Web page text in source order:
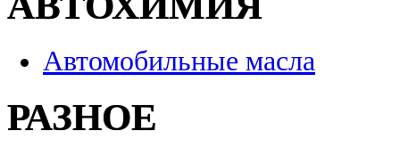
Автомобильные масла
РАЗНОЕ